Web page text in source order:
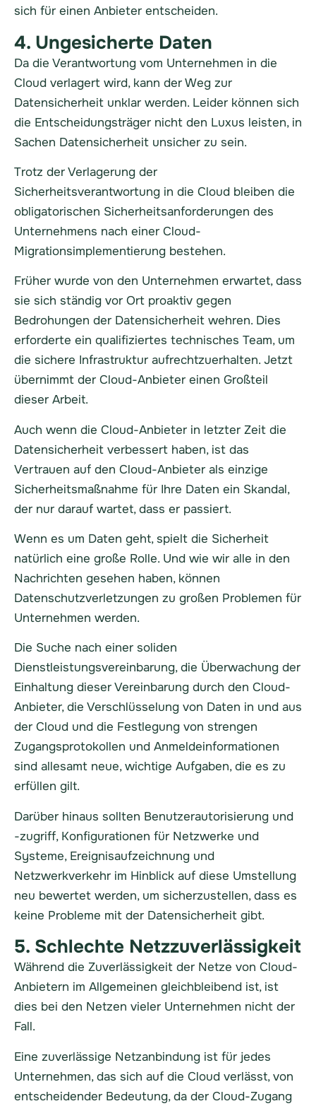
sich für einen Anbieter entscheiden.
4. Ungesicherte Daten
Da die Verantwortung vom Unternehmen in die
Cloud verlagert wird, kann der Weg zur
Datensicherheit unklar werden. Leider können sich
die Entscheidungsträger nicht den Luxus leisten, in
Sachen Datensicherheit unsicher zu sein.
Trotz der Verlagerung der
Sicherheitsverantwortung in die Cloud bleiben die
obligatorischen Sicherheitsanforderungen des
Unternehmens nach einer Cloud-
Migrationsimplementierung bestehen.
Früher wurde von den Unternehmen erwartet, dass
sie sich ständig vor Ort proaktiv gegen
Bedrohungen der Datensicherheit wehren. Dies
erforderte ein qualifiziertes technisches Team, um
die sichere Infrastruktur aufrechtzuerhalten. Jetzt
übernimmt der Cloud-Anbieter einen Großteil
dieser Arbeit.
Auch wenn die Cloud-Anbieter in letzter Zeit die
Datensicherheit verbessert haben, ist das
Vertrauen auf den Cloud-Anbieter als einzige
Sicherheitsmaßnahme für Ihre Daten ein Skandal,
der nur darauf wartet, dass er passiert.
Wenn es um Daten geht, spielt die Sicherheit
natürlich eine große Rolle. Und wie wir alle in den
Nachrichten gesehen haben, können
Datenschutzverletzungen zu großen Problemen für
Unternehmen werden.
Die Suche nach einer soliden
Dienstleistungsvereinbarung, die Überwachung der
Einhaltung dieser Vereinbarung durch den Cloud-
Anbieter, die Verschlüsselung von Daten in und aus
der Cloud und die Festlegung von strengen
Zugangsprotokollen und Anmeldeinformationen
sind allesamt neue, wichtige Aufgaben, die es zu
erfüllen gilt.
Darüber hinaus sollten Benutzerautorisierung und
-zugriff, Konfigurationen für Netzwerke und
Systeme, Ereignisaufzeichnung und
Netzwerkverkehr im Hinblick auf diese Umstellung
neu bewertet werden, um sicherzustellen, dass es
keine Probleme mit der Datensicherheit gibt.
5. Schlechte Netzzuverlässigkeit
Während die Zuverlässigkeit der Netze von Cloud-
Anbietern im Allgemeinen gleichbleibend ist, ist
dies bei den Netzen vieler Unternehmen nicht der
Fall.
Eine zuverlässige Netzanbindung ist für jedes
Unternehmen, das sich auf die Cloud verlässt, von
entscheidender Bedeutung, da der Cloud-Zugang